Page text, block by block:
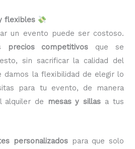
flexibles
un evento puede ser costoso.
precios competitivos que se
sin sacrificar la calidad del
damos la flexibilidad de elegir lo
para tu evento, de manera
alquiler de
mesas y sillas a tus
personalizados para que solo